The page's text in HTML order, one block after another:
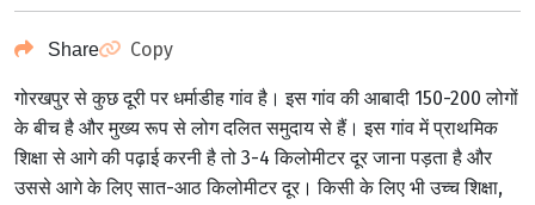
Share Copy
गोरखपुर से कुछ दूरी पर धर्माडीह गांव है। इस गांव की आबादी 150-200 लोगों
के बीच है और मुख्य रूप से लोग दलित समुदाय से हैं। इस गांव में प्राथमिक
शिक्षा से आगे की पढ़ाई करनी है तो 3-4 किलोमीटर दूर जाना पड़ता है और
उससे आगे के लिए सात-आठ किलोमीटर दूर। किसी के लिए भी उच्च शिक्षा,